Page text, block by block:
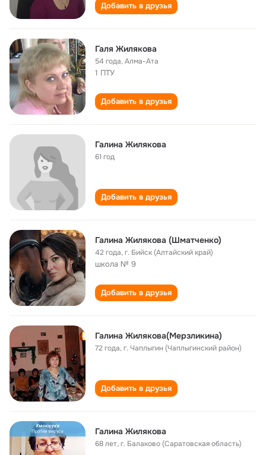
Добавить в друзья
Галя Жилякова
54 года,Алма-Ата
1 ПТУ
Добавить в друзья
Галина Жилякова
61 год
Добавить в друзья
Галина Жилякова (Шматченко)
42 года,г. Бийск (Алтайский край)
школа № 9
Добавить в друзья
Галина Жилякова(Мерзликина)
72 года,г. Чаплыгин (Чаплыгинский район)
Добавить в друзья
Галина Жилякова
68 лет,г. Балаково (Саратовская область)